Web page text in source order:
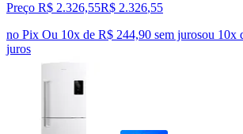
Preço R$ 2.326,55R$ 2.326,55
no Pix Ou 10x de R$ 244,90 sem jurosou 10x
juros